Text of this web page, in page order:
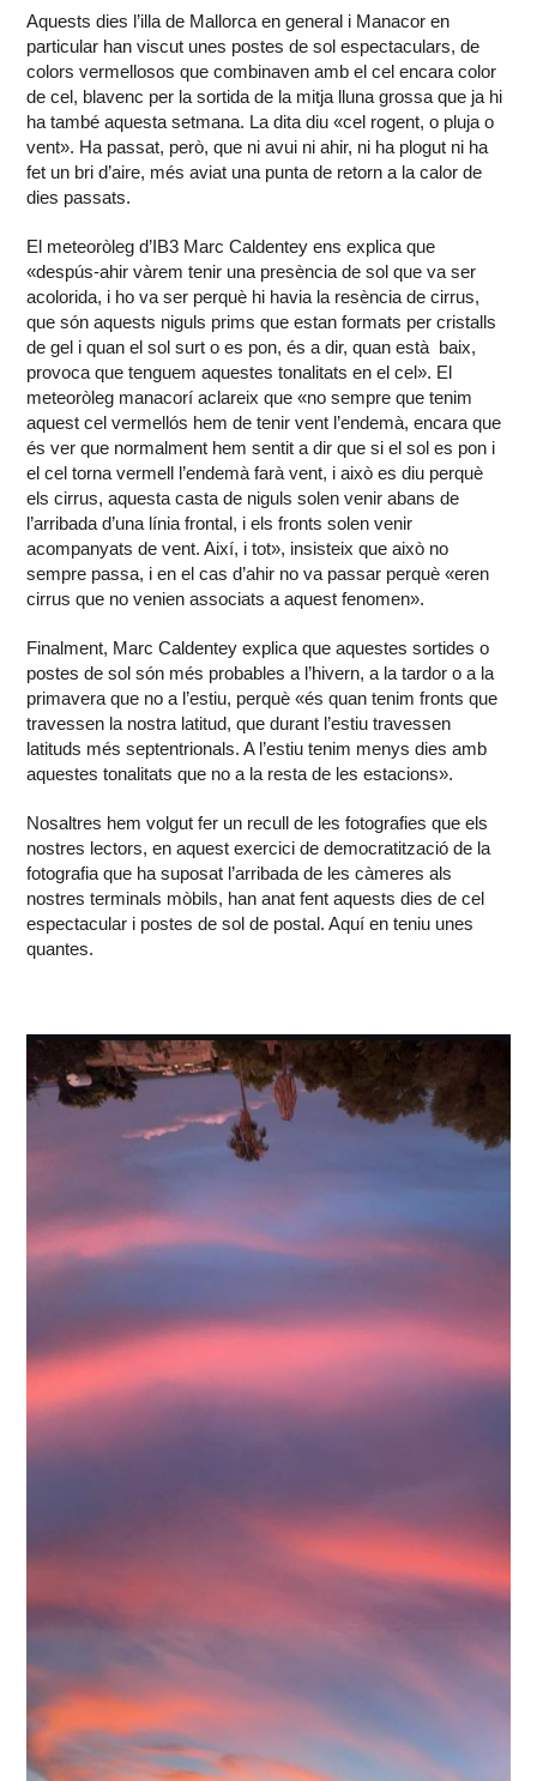
Aquests dies l’illa de Mallorca en general i Manacor en
particular han viscut unes postes de sol espectaculars, de
colors vermellosos que combinaven amb el cel encara color
de cel, blavenc per la sortida de la mitja lluna grossa que ja hi
ha també aquesta setmana. La dita diu «cel rogent, o pluja o
vent». Ha passat, però, que ni avui ni ahir, ni ha plogut ni ha
fet un bri d’aire, més aviat una punta de retorn a la calor de
dies passats.
El meteoròleg d’IB3 Marc Caldentey ens explica que
«despús-ahir vàrem tenir una presència de sol que va ser
acolorida, i ho va ser perquè hi havia la resència de cirrus,
que són aquests niguls prims que estan formats per cristalls
de gel i quan el sol surt o es pon, és a dir, quan està baix,
provoca que tenguem aquestes tonalitats en el cel». El
meteoròleg manacorí aclareix que «no sempre que tenim
aquest cel vermellós hem de tenir vent l’endemà, encara que
és ver que normalment hem sentit a dir que si el sol es pon i
el cel torna vermell l’endemà farà vent, i això es diu perquè
els cirrus, aquesta casta de niguls solen venir abans de
l’arribada d’una línia frontal, i els fronts solen venir
acompanyats de vent. Així, i tot», insisteix que això no
sempre passa, i en el cas d’ahir no va passar perquè «eren
cirrus que no venien associats a aquest fenomen».
Finalment, Marc Caldentey explica que aquestes sortides o
postes de sol són més probables a l’hivern, a la tardor o a la
primavera que no a l’estiu, perquè «és quan tenim fronts que
travessen la nostra latitud, que durant l’estiu travessen
latituds més septentrionals. A l’estiu tenim menys dies amb
aquestes tonalitats que no a la resta de les estacions».
Nosaltres hem volgut fer un recull de les fotografies que els
nostres lectors, en aquest exercici de democratització de la
fotografia que ha suposat l’arribada de les càmeres als
nostres terminals mòbils, han anat fent aquests dies de cel
espectacular i postes de sol de postal. Aquí en teniu unes
quantes.